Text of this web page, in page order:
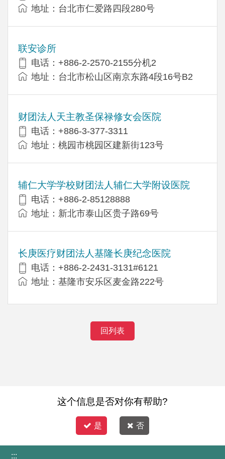
地址：台北市仁爱路四段280号
联安诊所
电话：+886-2-2570-2155分机2
地址：台北市松山区南京东路4段16号B​​2
财团法人天主教圣保禄修女会医院
电话：+886-3-377-3311
地址：桃园市桃园区建新街123号
辅仁大学学校财团法人辅仁大学附设医院
电话：+886-2-85128888
地址：新北市泰山区贵子路69号
长庚医疗财团法人基隆长庚纪念医院
电话：+886-2-2431-3131#6121
地址：基隆市安乐区麦金路222号
回列表
这个信息是否对你有帮助?
是 否
:::